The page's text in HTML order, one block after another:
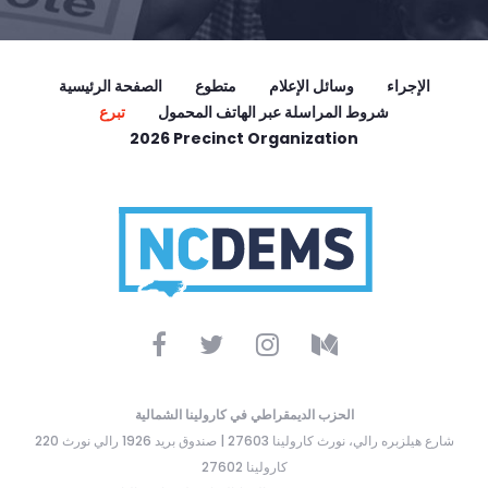
الصفحة الرئيسية متطوع وسائل الإعلام
الإجراء
تبرع
شروط المراسلة عبر الهاتف المحمول
2026 Precinct Organization
الحزب الديمقراطي في كارولينا الشمالية
220 شارع هيلزبره رالي، نورث كارولينا 27603 | صندوق بريد 1926 رالي نورث
كارولينا 27602